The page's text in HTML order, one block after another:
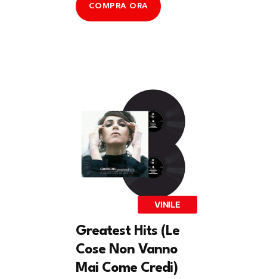
COMPRA ORA
VINILE
Greatest Hits (Le
Cose Non Vanno
Mai Come Credi)